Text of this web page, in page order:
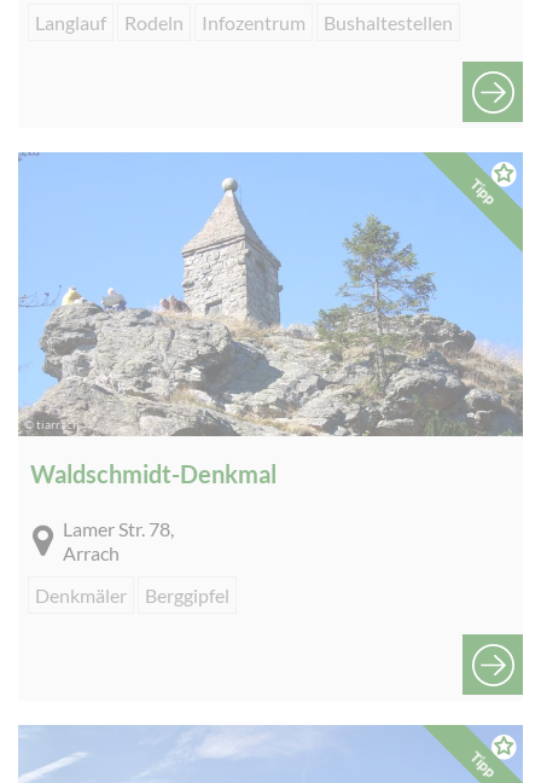
Langlauf Rodeln Infozentrum Bushaltestellen
Tipp
© tiarrach
Waldschmidt-Denkmal
Lamer Str. 78,
Arrach
Denkmäler
Berggipfel
Tipp